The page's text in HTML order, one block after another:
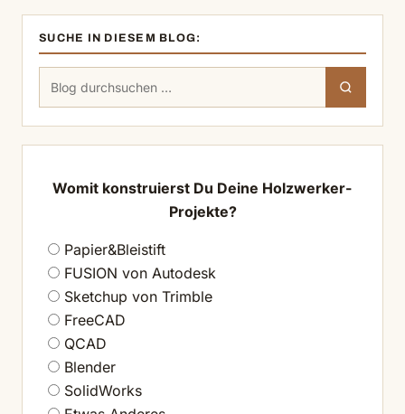
SUCHE IN DIESEM BLOG:
Suchen
Womit konstruierst Du Deine Holzwerker-
Projekte?
Papier&Bleistift
FUSION von Autodesk
Sketchup von Trimble
FreeCAD
QCAD
Blender
SolidWorks